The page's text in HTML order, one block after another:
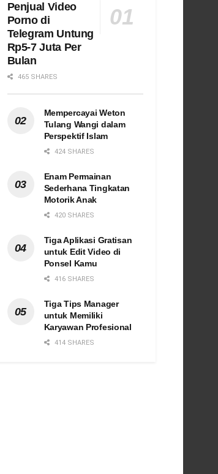
Penjual Video
Porno di
Telegram Untung
Rp5-7 Juta Per
Bulan
465 SHARES
Mempercayai Weton
Tulang Wangi dalam
Perspektif Islam
424 SHARES
Enam Permainan
Sederhana Tingkatan
Motorik Anak
420 SHARES
Tiga Aplikasi Gratisan
untuk Edit Video di
Ponsel Kamu
416 SHARES
Tiga Tips Manager
untuk Memiliki
Karyawan Profesional
414 SHARES